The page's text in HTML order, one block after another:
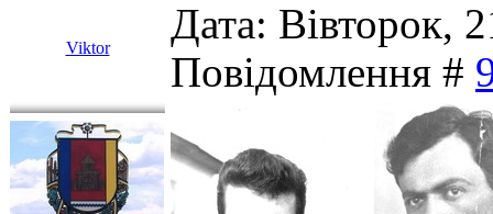
Viktor
Дата: Вівторок,
Повідомлення #